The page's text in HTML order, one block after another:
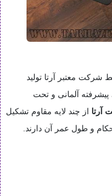
معتبر آرتا تولید
پیشرفته آلمانی و تحت
آرتا از چند لایه مقاوم تشکیل
و طول عمر آن دارند.